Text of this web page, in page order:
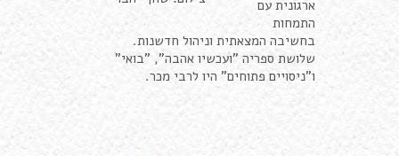
ארגונית עם
התמחות
בחשיבה המצאתית וניהול חדשנות.
שלושת ספריה "ועכשיו אהבה", "בואי"
ו"ניסויים פתוחים" היו לרבי מכר.